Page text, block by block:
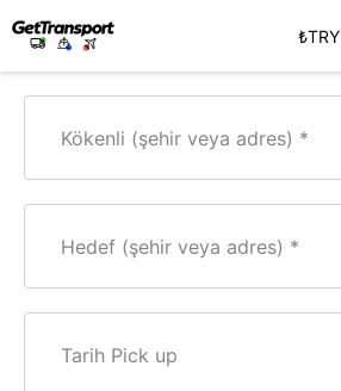
₺TRY
Kökenli (şehir veya adres)
Hedef (şehir veya adres)
Tarih Pick up